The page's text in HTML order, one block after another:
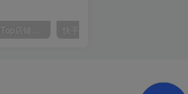
【阿里国际站】打造Top店铺&获得优质询盘客户，​95%的国际站讲师不会说的运营技巧